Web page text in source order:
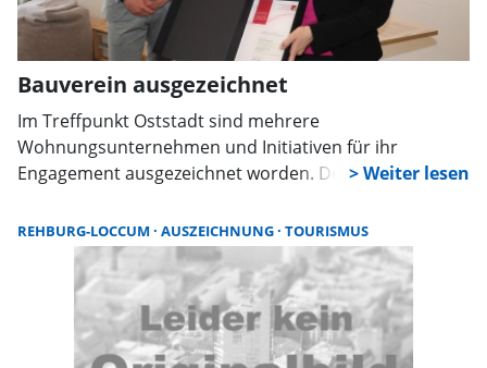
Bauverein ausgezeichnet
Im Treffpunkt Oststadt sind mehrere
Wohnungsunternehmen und Initiativen für ihr
Engagement ausgezeichnet worden. Der Wunstorfer
Wohnen“. Gewürdigt wurden neben baulichen
Maßnahmen auch soziale Angebote und
Präventionsarbeit im Quartier.
REHBURG-LOCCUM AUSZEICHNUNG TOURISMUS